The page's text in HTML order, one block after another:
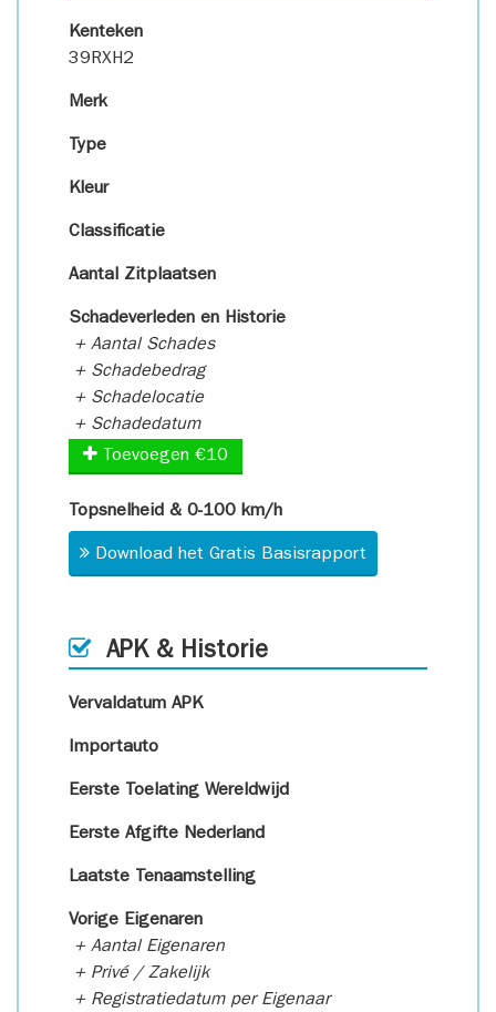
Kenteken
39RXH2
Merk
Type
Kleur
Classificatie
Aantal Zitplaatsen
Schadeverleden en Historie
+ Aantal Schades
+ Schadebedrag
+ Schadelocatie
+ Schadedatum
Toevoegen €10
Topsnelheid & 0-100 km/h
Download het Gratis Basisrapport
APK & Historie
Vervaldatum APK
Importauto
Eerste Toelating Wereldwijd
Eerste Afgifte Nederland
Laatste Tenaamstelling
Vorige Eigenaren
+ Aantal Eigenaren
+ Privé / Zakelijk
+ Registratiedatum per Eigenaar